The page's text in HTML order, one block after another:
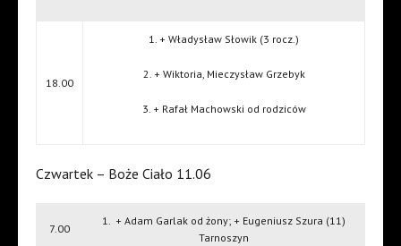
18.00
1. + Władysław Słowik (3 rocz.)
2. + Wiktoria, Mieczysław Grzebyk
3. + Rafał Machowski od rodziców
Czwartek – Boże Ciało 11.06
7.00
1. + Adam Garlak od żony; + Eugeniusz Szura (11)
Tarnoszyn